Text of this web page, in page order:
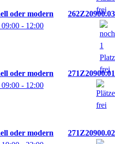
oder modern
262Z20900.03
09:00 - 12:00
oder modern
271Z20900.01
09:00 - 12:00
oder modern
271Z20900.02